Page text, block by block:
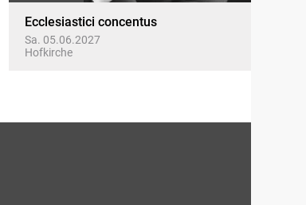
Ecclesiastici concentus
Sa. 05.06.2027
Hofkirche